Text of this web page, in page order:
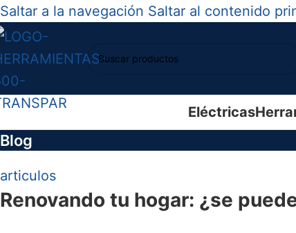
Saltar a la navegación Saltar al contenido
Eléctricas
Blog
articulos
Renovando tu hogar: ¿se